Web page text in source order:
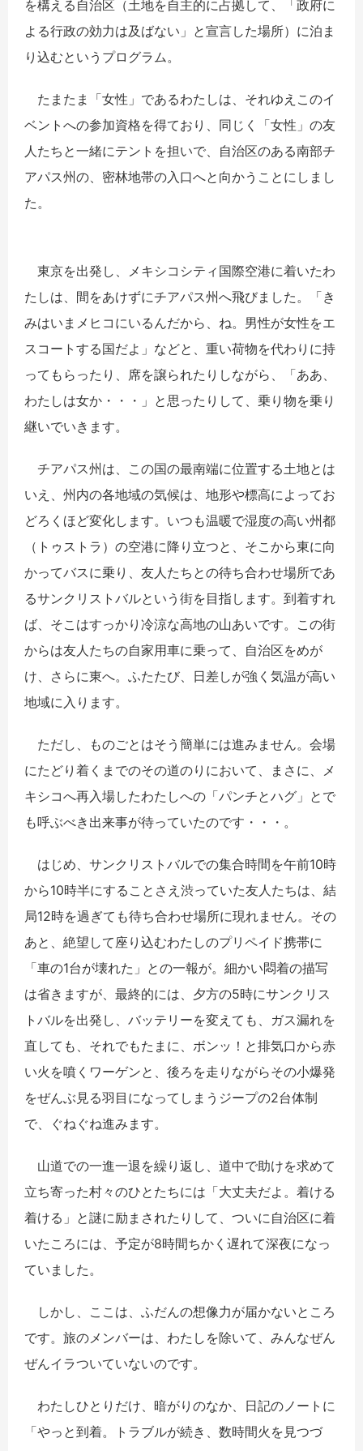
を構える自治区（土地を自主的に占拠して、「政府に
よる行政の効力は及ばない」と宣言した場所）に泊ま
り込むというプログラム。
たまたま「女性」であるわたしは、それゆえこのイ
ベントへの参加資格を得ており、同じく「女性」の友
人たちと一緒にテントを担いで、自治区のある南部チ
アパス州の、密林地帯の入口へと向かうことにしまし
た。
東京を出発し、メキシコシティ国際空港に着いたわ
たしは、間をあけずにチアパス州へ飛びました。「き
みはいまメヒコにいるんだから、ね。男性が女性をエ
スコートする国だよ」などと、重い荷物を代わりに持
ってもらったり、席を譲られたりしながら、「ああ、
わたしは女か・・・」と思ったりして、乗り物を乗り
継いでいきます。
チアパス州は、この国の最南端に位置する土地とは
いえ、州内の各地域の気候は、地形や標高によってお
どろくほど変化します。いつも温暖で湿度の高い州都
（トゥストラ）の空港に降り立つと、そこから東に向
かってバスに乗り、友人たちとの待ち合わせ場所であ
るサンクリストバルという街を目指します。到着すれ
ば、そこはすっかり冷涼な高地の山あいです。この街
からは友人たちの自家用車に乗って、自治区をめが
け、さらに東へ。ふたたび、日差しが強く気温が高い
地域に入ります。
ただし、ものごとはそう簡単には進みません。会場
にたどり着くまでのその道のりにおいて、まさに、メ
キシコへ再入場したわたしへの「パンチとハグ」とで
も呼ぶべき出来事が待っていたのです・・・。
はじめ、サンクリストバルでの集合時間を午前10時
から10時半にすることさえ渋っていた友人たちは、結
局12時を過ぎても待ち合わせ場所に現れません。その
あと、絶望して座り込むわたしのプリペイド携帯に
「車の1台が壊れた」との一報が。細かい悶着の描写
は省きますが、最終的には、夕方の5時にサンクリス
トバルを出発し、バッテリーを変えても、ガス漏れを
直しても、それでもたまに、ボンッ！と排気口から赤
い火を噴くワーゲンと、後ろを走りながらその小爆発
をぜんぶ見る羽目になってしまうジープの2台体制
で、ぐねぐね進みます。
山道での一進一退を繰り返し、道中で助けを求めて
立ち寄った村々のひとたちには「大丈夫だよ。着ける
着ける」と謎に励まされたりして、ついに自治区に着
いたころには、予定が8時間ちかく遅れて深夜になっ
ていました。
しかし、ここは、ふだんの想像力が届かないところ
です。旅のメンバーは、わたしを除いて、みんなぜん
ぜんイラついていないのです。
わたしひとりだけ、暗がりのなか、日記のノートに
「やっと到着。トラブルが続き、数時間火を見つづ